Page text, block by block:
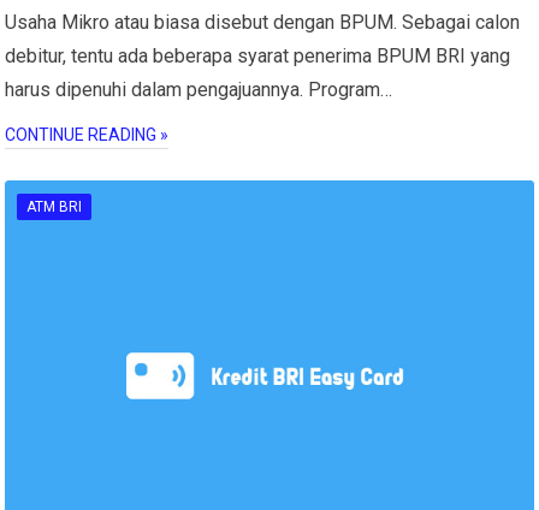
Usaha Mikro atau biasa disebut dengan BPUM. Sebagai calon
debitur, tentu ada beberapa syarat penerima BPUM BRI yang
harus dipenuhi dalam pengajuannya. Program…
CONTINUE READING »
ATM BRI